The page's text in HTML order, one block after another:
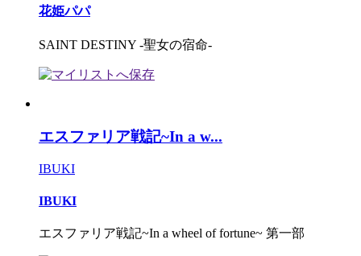
花姫パパ
SAINT DESTINY -聖女の宿命-
エスファリア戦記~In a w...
IBUKI
IBUKI
エスファリア戦記~In a wheel of fortune~ 第一部